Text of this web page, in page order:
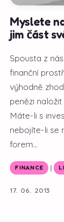
Myslete
jim část
Spousta z
finanční
výhodně
penězi
Máte-li s
nebojíte-li se
forem...
FINANCE |
17. 06. 2013